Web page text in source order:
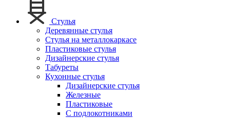
Стулья
Деревянные стулья
Стулья на металлокаркасе
Пластиковые стулья
Дизайнерские стулья
Табуреты
Кухонные стулья
Дизайнерские стулья
Железные
Пластиковые
С подлокотниками